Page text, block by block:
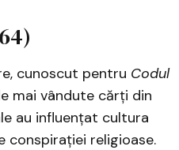
cunoscut pentru Codul
mai vândute cărți din
au influențat cultura
conspirației religioase.